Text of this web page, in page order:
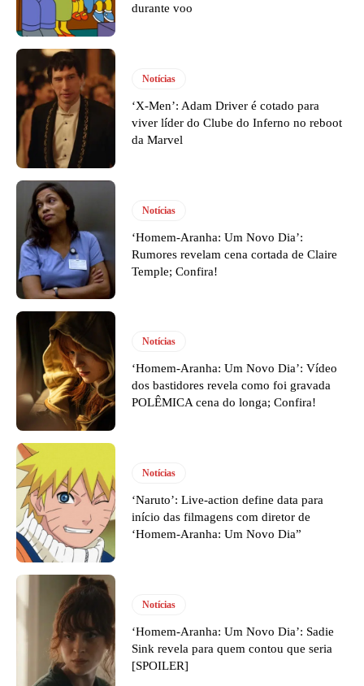
durante voo
Notícias
‘X-Men’: Adam Driver é cotado para
viver líder do Clube do Inferno no reboot
da Marvel
Notícias
‘Homem-Aranha: Um Novo Dia’:
Rumores revelam cena cortada de Claire
Temple; Confira!
Notícias
‘Homem-Aranha: Um Novo Dia’: Vídeo
dos bastidores revela como foi gravada
POLÊMICA cena do longa; Confira!
Notícias
‘Naruto’: Live-action define data para
início das filmagens com diretor de
‘Homem-Aranha: Um Novo Dia”
Notícias
‘Homem-Aranha: Um Novo Dia’: Sadie
Sink revela para quem contou que seria
[SPOILER]